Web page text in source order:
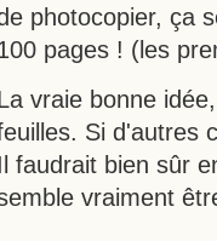
photocopier, ça
pages ! (les
vraie bonne
Si d'autres
faudrait bien sûr
vraiment